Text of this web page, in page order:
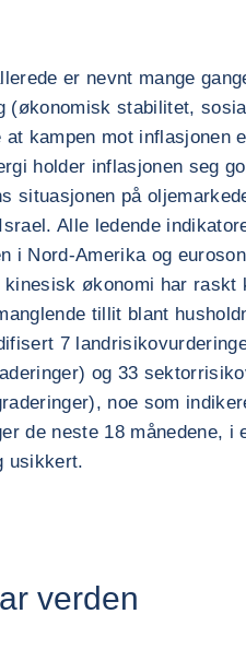
er nevnt mange
(økonomisk stabilitet,
kampen mot inflasjonen
holder inflasjonen seg
situasjonen på
Alle ledende
i Nord-Amerika og
økonomi har raskt
tillit blant
7
og 33
noe som
de neste 18 månedene, i
usikkert.
verden